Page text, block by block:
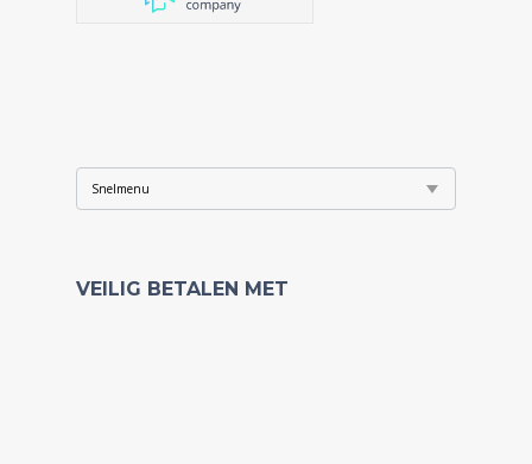
VEILIG BETALEN MET